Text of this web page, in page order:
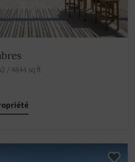
/ 4844 sq ft